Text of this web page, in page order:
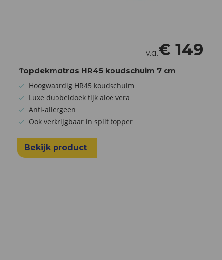
v.a.€ 149
Topdekmatras HR45 koudschuim 7 cm
Hoogwaardig HR45 koudschuim
Luxe dubbeldoek tijk aloe vera
Anti-allergeen
Ook verkrijgbaar in split topper
Bekijk product